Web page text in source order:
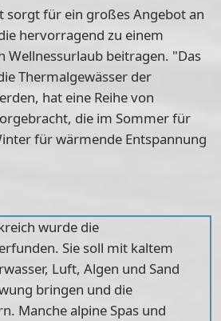
sorgt für ein großes Angebot an
hervorragend zu einem
Wellnessurlaub beitragen. "Das
Thermalgewässer der
hat eine Reihe von
die im Sommer für
für wärmende Entspannung
wurde die
Sie soll mit kaltem
Luft, Algen und Sand
bringen und die
Manche alpine Spas und